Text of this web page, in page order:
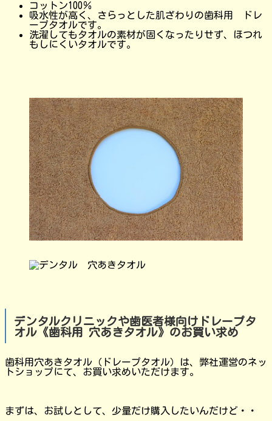
コットン100％
吸水性が高く、さらっとした肌ざわりの歯科用 ドレ
ープタオルです。
洗濯してもタオルの素材が固くなったりせず、ほつれ
もしにくいタオルです。
デンタルクリニックや歯医者様向けドレープタ
オル《歯科用 穴あきタオル》のお買い求め
歯科用穴あきタオル（ドレープタオル）は、弊社運営のネッ
トショップにて、お買い求めいただけます。
まずは、お試しとして、少量だけ購入したいんだけど・・